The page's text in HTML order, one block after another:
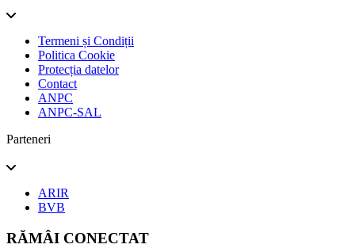
Termeni și Condiții
Politica Cookie
Protecția datelor
Contact
ANPC
ANPC-SAL
Parteneri
ARIR
BVB
RĂMÂI CONECTAT